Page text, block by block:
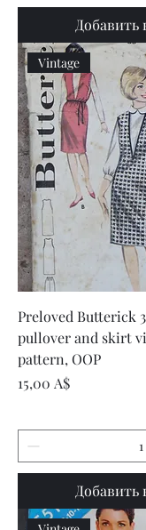
Добавить
Vintage
Preloved Butterick
pullover and skirt
pattern, OOP
Цена
15,00 A$
Добавить